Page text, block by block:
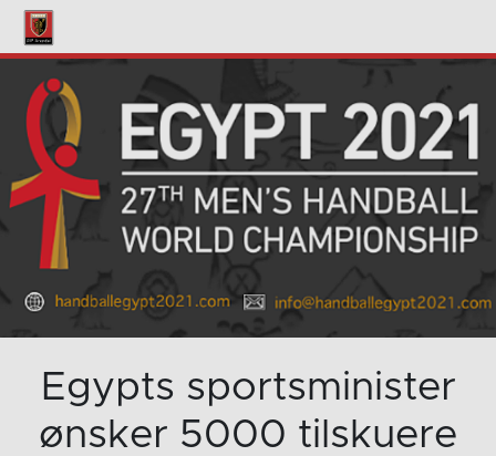
Egypts sportsminister
ønsker 5000 tilskuere